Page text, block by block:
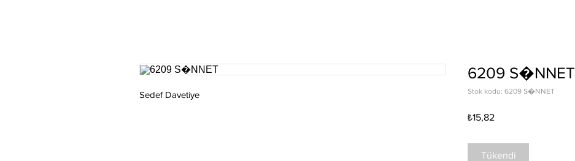
Sedef Davetiye
6209 S�NNET
Stok kodu: 6209 S�NNET
₺15,82Fiyat
Tükendi